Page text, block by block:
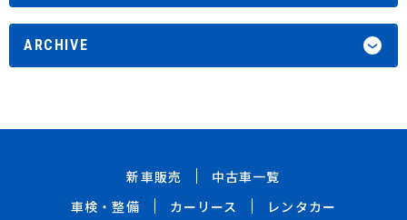
ARCHIVE
新車販売
中古車一覧
車検・整備
カーリース
レンタカー